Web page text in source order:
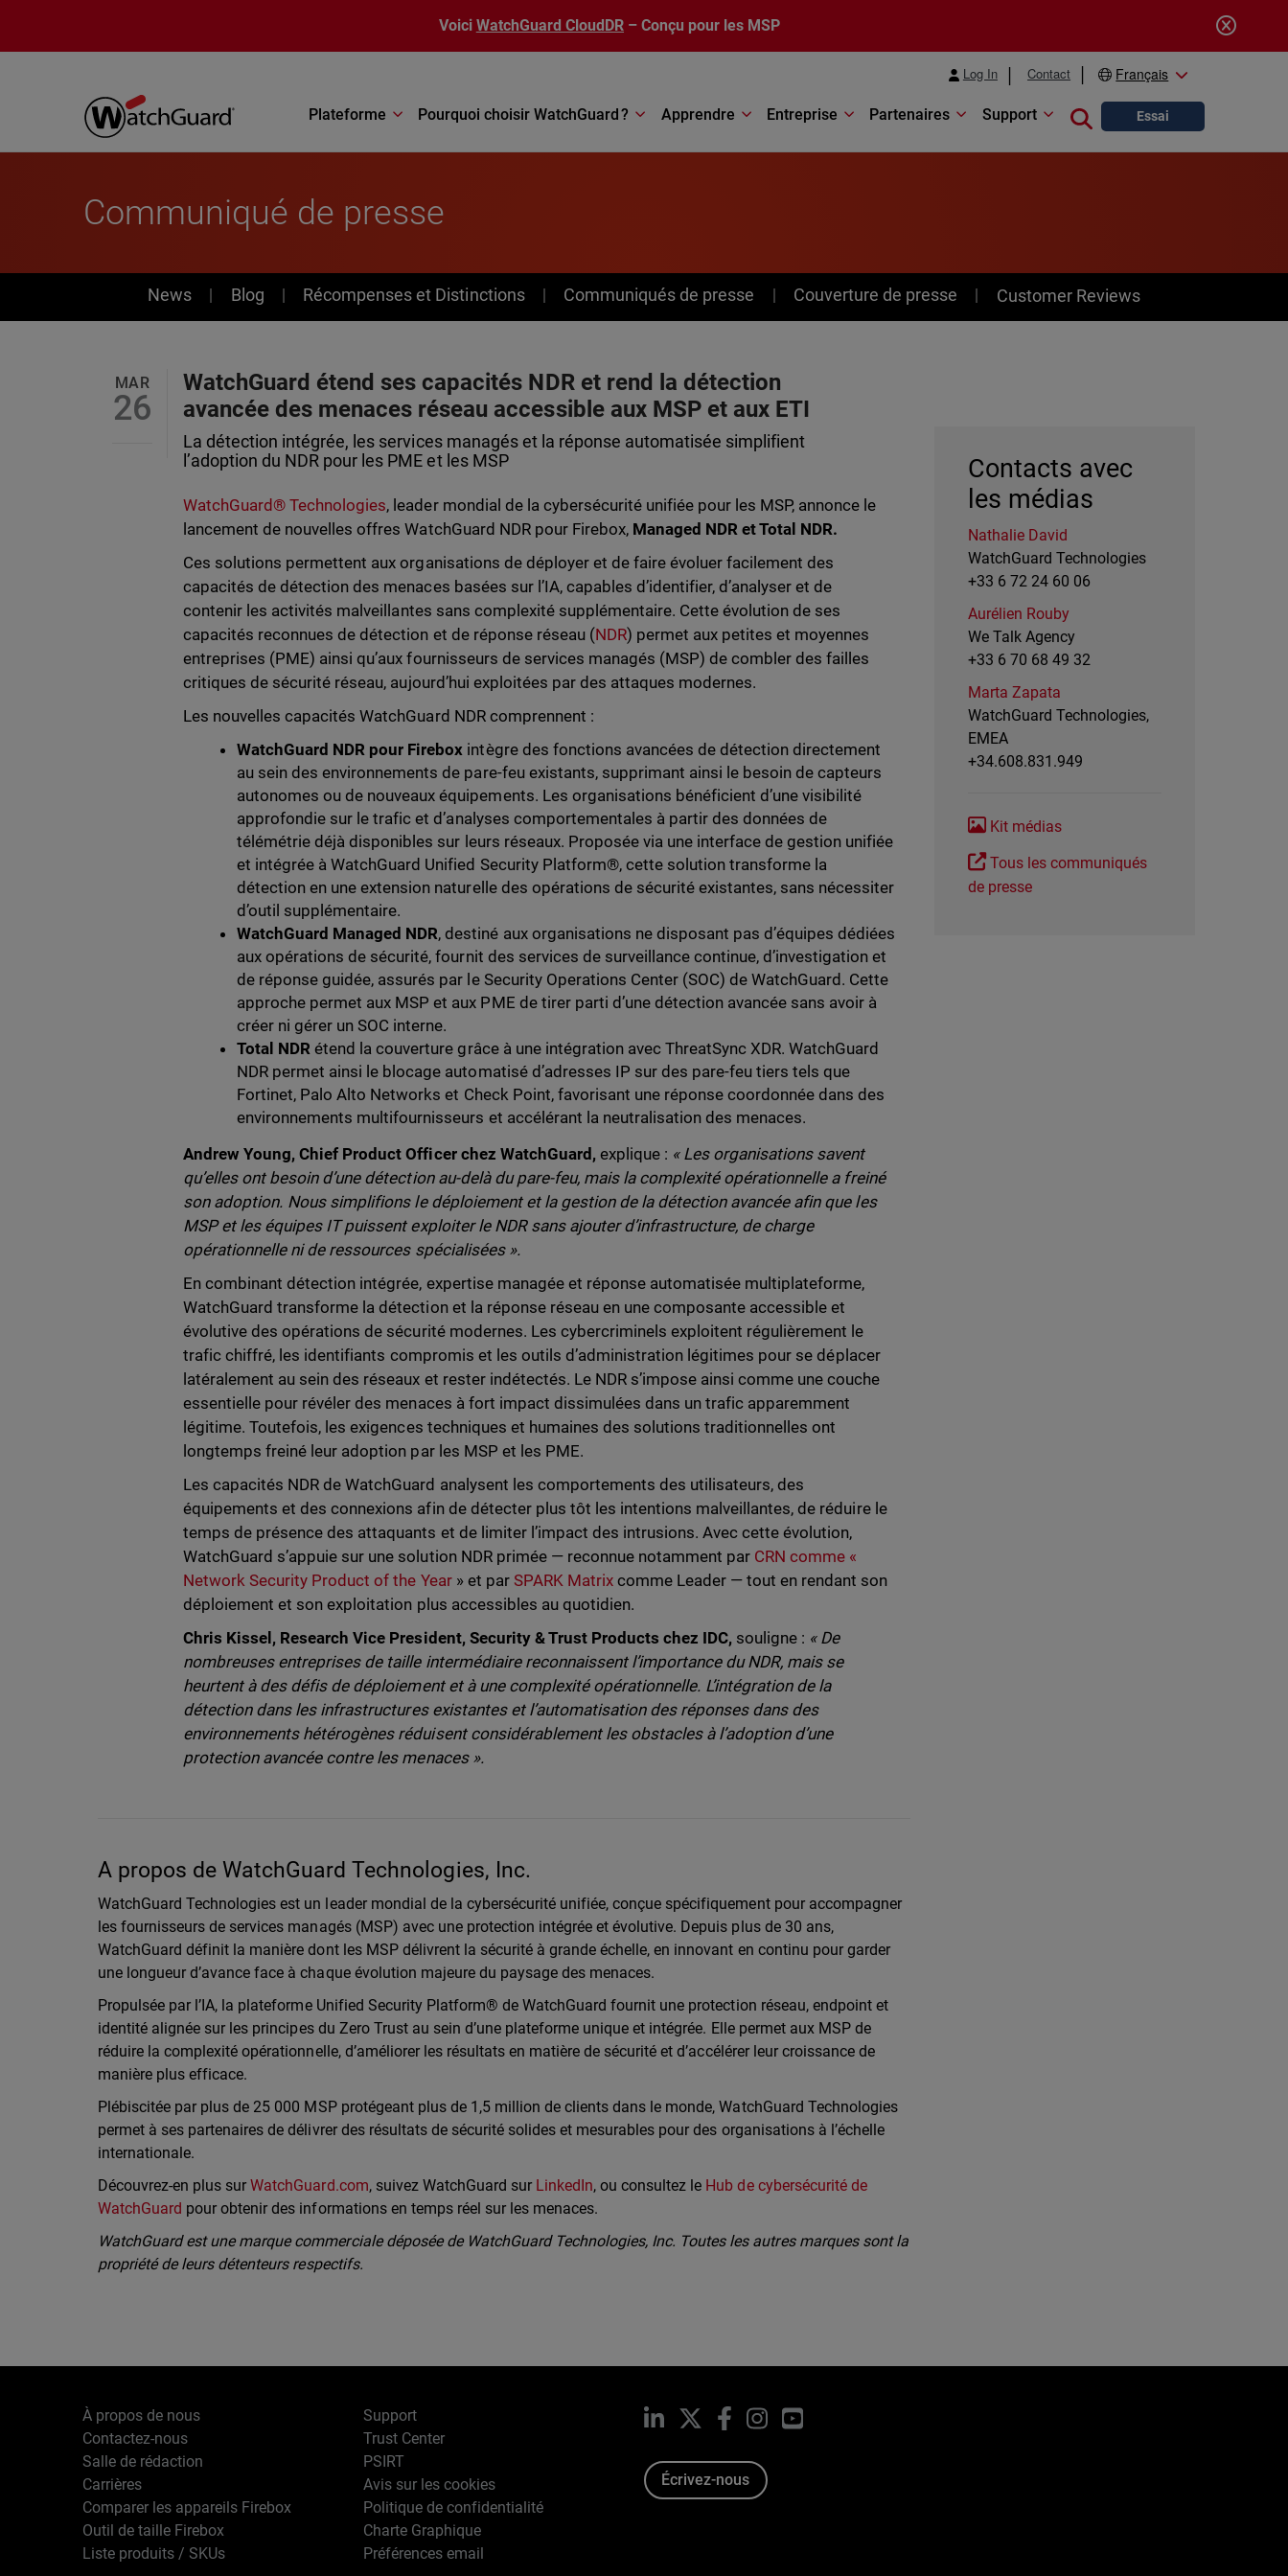
Voici WatchGuard CloudDR – Conçu pour les MSP
Log In Contact Français
Plateforme Pourquoi choisir WatchGuard ? Apprendre Entreprise Partenaires Support Close search
Essai
Communiqué de presse
News
News Blog Récompenses et Distinctions Communiqués de presse Couverture de presse Customer Reviews
MAR
26
WatchGuard étend ses capacités NDR et rend la détection
avancée des menaces réseau accessible aux MSP et aux ETI
La détection intégrée, les services managés et la réponse automatisée simplifient
l’adoption du NDR pour les PME et les MSP
WatchGuard® Technologies, leader mondial de la cybersécurité unifiée pour les MSP, annonce le
lancement de nouvelles offres WatchGuard NDR pour Firebox, Managed NDR et Total NDR.
Ces solutions permettent aux organisations de déployer et de faire évoluer facilement des
capacités de détection des menaces basées sur l’IA, capables d’identifier, d’analyser et de
contenir les activités malveillantes sans complexité supplémentaire. Cette évolution de ses
capacités reconnues de détection et de réponse réseau (NDR) permet aux petites et moyennes
entreprises (PME) ainsi qu’aux fournisseurs de services managés (MSP) de combler des failles
critiques de sécurité réseau, aujourd’hui exploitées par des attaques modernes.
Les nouvelles capacités WatchGuard NDR comprennent :
WatchGuard NDR pour Firebox intègre des fonctions avancées de détection directement
au sein des environnements de pare-feu existants, supprimant ainsi le besoin de capteurs
autonomes ou de nouveaux équipements. Les organisations bénéficient d’une visibilité
approfondie sur le trafic et d’analyses comportementales à partir des données de
télémétrie déjà disponibles sur leurs réseaux. Proposée via une interface de gestion unifiée
et intégrée à WatchGuard Unified Security Platform®, cette solution transforme la
détection en une extension naturelle des opérations de sécurité existantes, sans nécessiter
d’outil supplémentaire.
WatchGuard Managed NDR, destiné aux organisations ne disposant pas d’équipes dédiées
aux opérations de sécurité, fournit des services de surveillance continue, d’investigation et
de réponse guidée, assurés par le Security Operations Center (SOC) de WatchGuard. Cette
approche permet aux MSP et aux PME de tirer parti d’une détection avancée sans avoir à
créer ni gérer un SOC interne.
Total NDR étend la couverture grâce à une intégration avec ThreatSync XDR. WatchGuard
NDR permet ainsi le blocage automatisé d’adresses IP sur des pare-feu tiers tels que
Fortinet, Palo Alto Networks et Check Point, favorisant une réponse coordonnée dans des
environnements multifournisseurs et accélérant la neutralisation des menaces.
Andrew Young, Chief Product Officer chez WatchGuard, explique : « Les organisations savent
qu’elles ont besoin d’une détection au-delà du pare-feu, mais la complexité opérationnelle a freiné
son adoption. Nous simplifions le déploiement et la gestion de la détection avancée afin que les
MSP et les équipes IT puissent exploiter le NDR sans ajouter d’infrastructure, de charge
opérationnelle ni de ressources spécialisées ».
En combinant détection intégrée, expertise managée et réponse automatisée multiplateforme,
WatchGuard transforme la détection et la réponse réseau en une composante accessible et
évolutive des opérations de sécurité modernes. Les cybercriminels exploitent régulièrement le
trafic chiffré, les identifiants compromis et les outils d’administration légitimes pour se déplacer
latéralement au sein des réseaux et rester indétectés. Le NDR s’impose ainsi comme une couche
essentielle pour révéler des menaces à fort impact dissimulées dans un trafic apparemment
légitime. Toutefois, les exigences techniques et humaines des solutions traditionnelles ont
longtemps freiné leur adoption par les MSP et les PME.
Les capacités NDR de WatchGuard analysent les comportements des utilisateurs, des
équipements et des connexions afin de détecter plus tôt les intentions malveillantes, de réduire le
temps de présence des attaquants et de limiter l’impact des intrusions. Avec cette évolution,
WatchGuard s’appuie sur une solution NDR primée — reconnue notamment par CRN comme «
Network Security Product of the Year» et par SPARK Matrixcomme Leader — tout en rendant son
déploiement et son exploitation plus accessibles au quotidien.
Chris Kissel, Research Vice President, Security & Trust Products chez IDC, souligne : « De
nombreuses entreprises de taille intermédiaire reconnaissent l’importance du NDR, mais se
heurtent à des défis de déploiement et à une complexité opérationnelle. L’intégration de la
détection dans les infrastructures existantes et l’automatisation des réponses dans des
environnements hétérogènes réduisent considérablement les obstacles à l’adoption d’une
protection avancée contre les menaces ».
A propos de WatchGuard Technologies, Inc.
WatchGuard Technologies est un leader mondial de la cybersécurité unifiée, conçue spécifiquement pour accompagner
les fournisseurs de services managés (MSP) avec une protection intégrée et évolutive. Depuis plus de 30 ans,
WatchGuard définit la manière dont les MSP délivrent la sécurité à grande échelle, en innovant en continu pour garder
une longueur d’avance face à chaque évolution majeure du paysage des menaces.
Propulsée par l’IA, la plateforme Unified Security Platform® de WatchGuard fournit une protection réseau, endpoint et
identité alignée sur les principes du Zero Trust au sein d’une plateforme unique et intégrée. Elle permet aux MSP de
réduire la complexité opérationnelle, d’améliorer les résultats en matière de sécurité et d’accélérer leur croissance de
manière plus efficace.
Plébiscitée par plus de 25 000 MSP protégeant plus de 1,5 million de clients dans le monde, WatchGuard Technologies
permet à ses partenaires de délivrer des résultats de sécurité solides et mesurables pour des organisations à l’échelle
internationale.
Découvrez-en plus surWatchGuard.com, suivez WatchGuard sur LinkedIn, ou consultez le Hub de cybersécurité de
WatchGuard pour obtenir des informations en temps réel sur les menaces.
WatchGuard est une marque commerciale déposée de WatchGuard Technologies, Inc. Toutes les autres marques sont la
propriété de leurs détenteurs respectifs.
Contacts avec
les médias
Nathalie David
WatchGuard Technologies
+33 6 72 24 60 06
Aurélien Rouby
We Talk Agency
+33 6 70 68 49 32
Marta Zapata
WatchGuard Technologies,
EMEA
+34.608.831.949
Kit médias
Tous les communiqués
de presse
À propos de nous
Contactez-nous
Salle de rédaction
Carrières
Comparer les appareils Firebox
Outil de taille Firebox
Liste produits / SKUs
Support
Trust Center
PSIRT
Avis sur les cookies
Politique de confidentialité
Charte Graphique
Préférences email
LinkedIn Facebook
InstagramYouTube
Écrivez-nous